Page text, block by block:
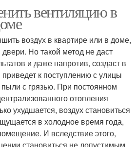
вентиляцию в
воздух в квартире или в доме,
Но такой метод не даст
и даже напротив, создаст в
к поступлению с улицы
с грязью. При постоянном
отопления
ухудшается, воздух становиться
в холодное время года,
И вследствие этого,